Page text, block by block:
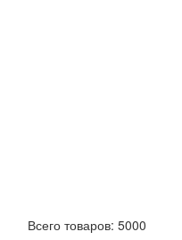
Всего товаров: 5000